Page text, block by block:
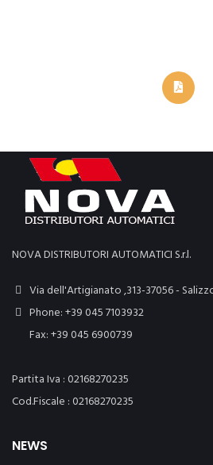
NOVA DISTRIBUTORI AUTOMATICI S.r.l.
Via dell'Artigianato ,313-37056 -
Phone: +39 045 7103932
Fax: +39 045 6900739
Partita Iva : 02168270235
Cod.Fiscale : 02168270235
NEWS